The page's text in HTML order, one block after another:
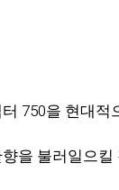
750을 현대
을 불러일으킬